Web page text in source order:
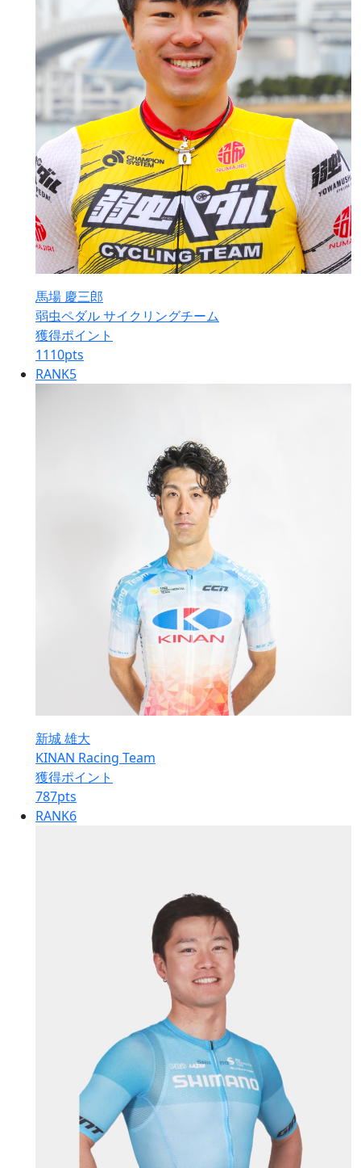
馬場 慶三郎
弱虫ペダル サイクリングチーム
獲得ポイント
1110pts
RANK5
新城 雄大
KINAN Racing Team
獲得ポイント
787pts
RANK6